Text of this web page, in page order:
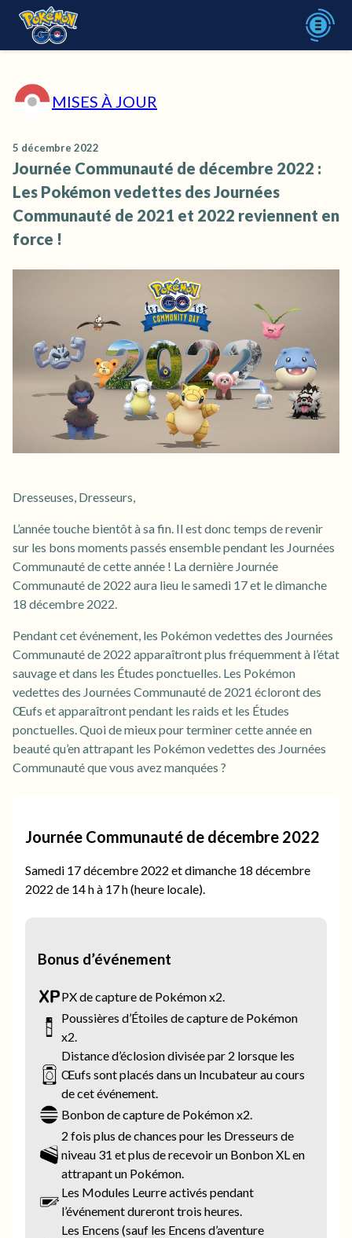
MISES À JOUR
5 décembre 2022
Journée Communauté de décembre 2022 :
Les Pokémon vedettes des Journées
Communauté de 2021 et 2022 reviennent en
force !
Dresseuses, Dresseurs,
L’année touche bientôt à sa fin. Il est donc temps de revenir
sur les bons moments passés ensemble pendant les Journées
Communauté de cette année ! La dernière Journée
Communauté de 2022 aura lieu le samedi 17 et le dimanche
18 décembre 2022.
Pendant cet événement, les Pokémon vedettes des Journées
Communauté de 2022 apparaîtront plus fréquemment à l’état
sauvage et dans les Études ponctuelles. Les Pokémon
vedettes des Journées Communauté de 2021 écloront des
Œufs et apparaîtront pendant les raids et les Études
ponctuelles. Quoi de mieux pour terminer cette année en
beauté qu’en attrapant les Pokémon vedettes des Journées
Communauté que vous avez manquées ?
Journée Communauté de décembre 2022
Samedi 17 décembre 2022 et dimanche 18 décembre
2022 de 14 h à 17 h (heure locale).
Bonus d’événement
PX de capture de Pokémon x2.
Poussières d’Étoiles de capture de Pokémon
x2.
Distance d’éclosion divisée par 2 lorsque les
Œufs sont placés dans un Incubateur au cours
de cet événement.
Bonbon de capture de Pokémon x2.
2 fois plus de chances pour les Dresseurs de
niveau 31 et plus de recevoir un Bonbon XL en
attrapant un Pokémon.
Les Modules Leurre activés pendant
l’événement dureront trois heures.
Les Encens (sauf les Encens d’aventure